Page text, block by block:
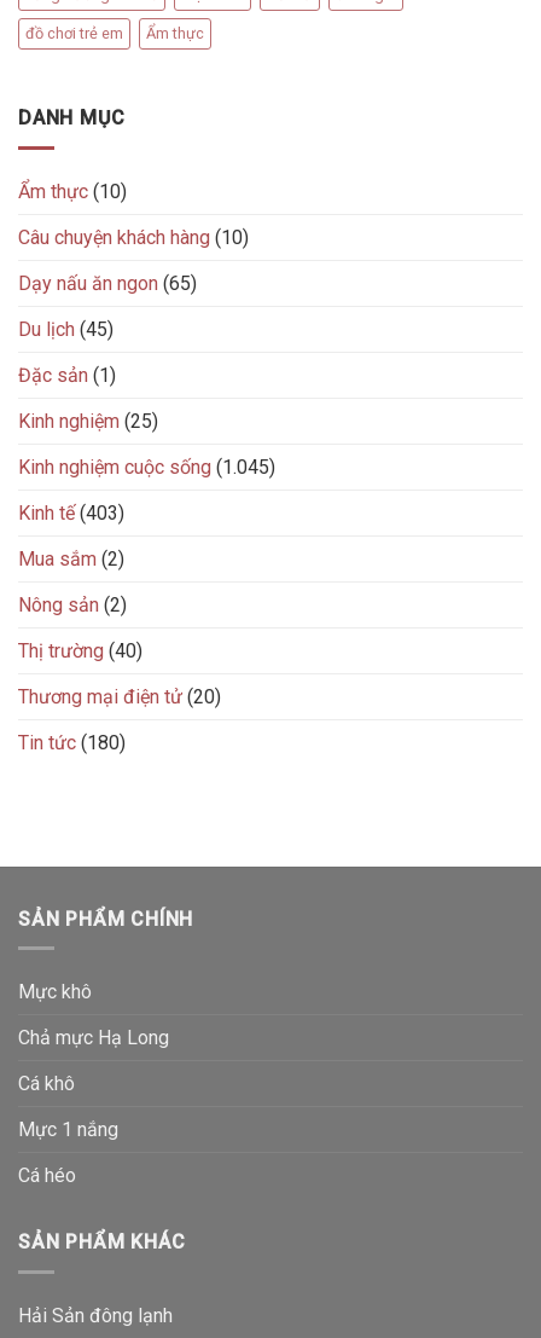
đồ chơi trẻ em Ẩm thực
DANH MỤC
Ẩm thực (10)
Câu chuyện khách hàng (10)
Dạy nấu ăn ngon (65)
Du lịch (45)
Đặc sản (1)
Kinh nghiệm (25)
Kinh nghiệm cuộc sống (1.045)
Kinh tế(403)
Mua sắm (2)
Nông sản (2)
Thị trường (40)
Thương mại điện tử (20)
Tin tức (180)
SẢN PHẨM CHÍNH
Mực khô
Chả mực Hạ Long
Cá khô
Mực 1 nắng
Cá héo
SẢN PHẨM KHÁC
Hải Sản đông lạnh